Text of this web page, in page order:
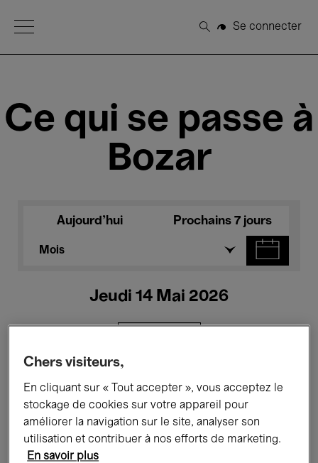
Open Menu
Rechercher
Se connecter
Ce qui se passe à
Bozar
Aujourd'hui Prochains 7 jours
Mois
Jeudi 14 Mai 2026
Tous les événements Concerts
Expositions Performances
Rencontres & Débats
Chers visiteurs,
En cliquant sur « Tout accepter », vous acceptez le
stockage de cookies sur votre appareil pour
améliorer la navigation sur le site, analyser son
utilisation et contribuer à nos efforts de marketing.
En savoir plus